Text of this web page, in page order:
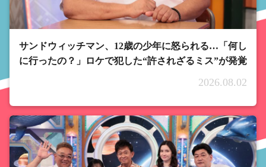
サンドウィッチマン、12歳の少年に怒られる…「何し
に行ったの？」ロケで犯した“許されざるミス”が発覚
2026.08.02